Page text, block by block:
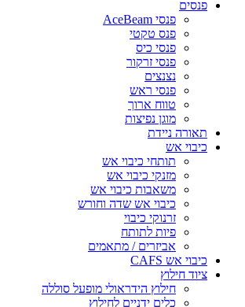
פנסים
פנסי AceBeam
פנס טקטי
פנסי כיס
פנסי זרקור
נצנצים
פנסי ראש
טווח ארוך
מוגן נפיצות
תאורה ניידת
כיבוי אש
תותחי כיבוי אש
מזנקי כיבוי אש
משאבות כיבוי אש
כיבוי אש שדה וחורש
זרנוקי כיבוי
פיות לתותח
אביזרים / מתאמים
כיבוי אש CAFS
ציוד חילוץ
חילוץ הידראולי מופעל סוללה
כלים ידניים לחילוץ